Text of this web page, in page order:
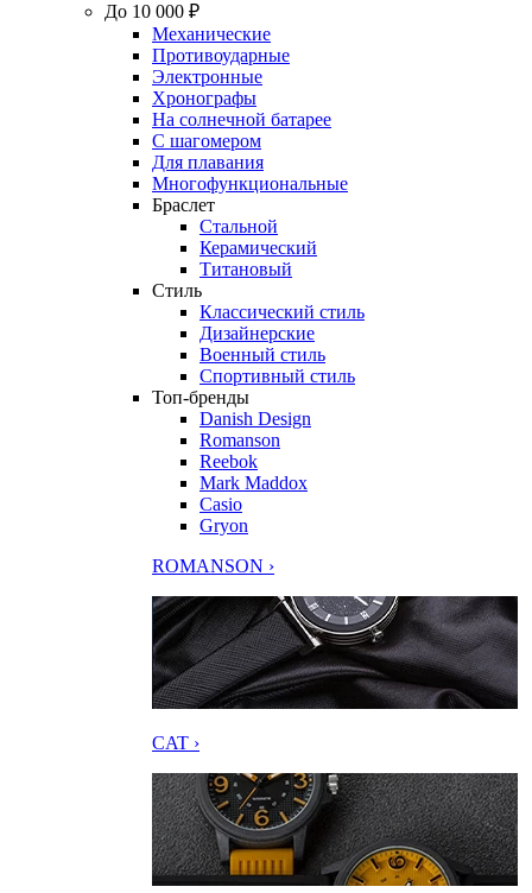
До 10 000 ₽
Механические
Противоударные
Электронные
Хронографы
На солнечной батарее
С шагомером
Для плавания
Многофункциональные
Браслет
Стальной
Керамический
Титановый
Стиль
Классический стиль
Дизайнерские
Военный стиль
Спортивный стиль
Топ-бренды
Danish Design
Romanson
Reebok
Mark Maddox
Casio
Gryon
ROMANSON ›
CAT ›